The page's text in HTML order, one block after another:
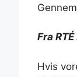
Fra
Hvis